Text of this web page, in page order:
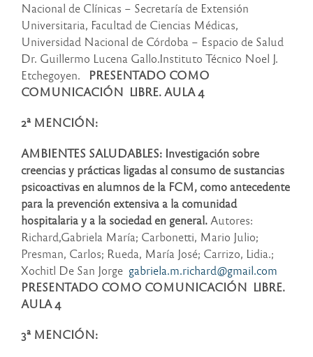
Nacional de Clínicas – Secretaría de Extensión
Universitaria, Facultad de Ciencias Médicas,
Universidad Nacional de Córdoba – Espacio de Salud
Dr. Guillermo Lucena Gallo.Instituto Técnico Noel J.
Etchegoyen.
PRESENTADO COMO
COMUNICACIÓN LIBRE. AULA 4
2ª MENCIÓN:
AMBIENTES SALUDABLES: Investigación sobre
creencias y prácticas ligadas al consumo de sustancias
psicoactivas en alumnos de la FCM, como antecedente
para la prevención extensiva a la comunidad
hospitalaria y a la sociedad en general. Autores:
Richard,Gabriela María; Carbonetti, Mario Julio;
Presman, Carlos; Rueda, María José; Carrizo, Lidia.;
Xochitl De San Jorge gabriela.m.richard@gmail.com
PRESENTADO COMO COMUNICACIÓN LIBRE.
AULA 4
3ª MENCIÓN: